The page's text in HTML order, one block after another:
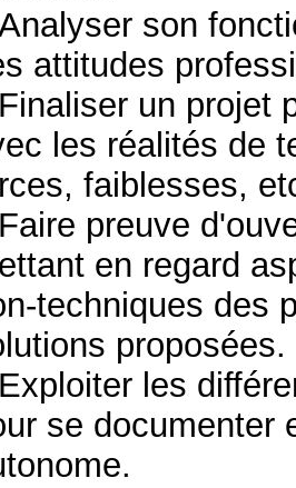
son
attitudes
Finaliser un projet
les réalités de
faiblesses,
Faire preuve
en regard
techniques des
proposées.
Exploiter les
se documenter